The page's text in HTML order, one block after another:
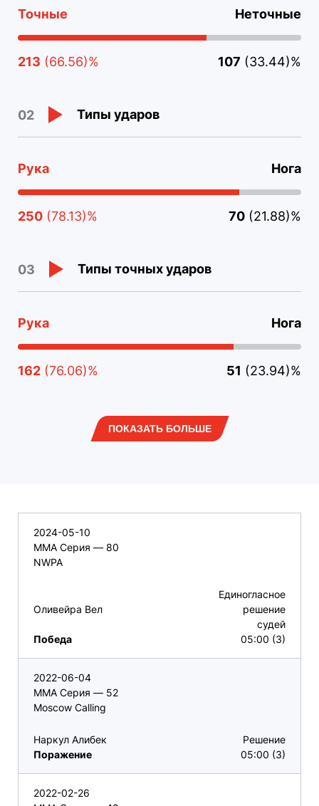
Точные Неточные
213 (66.56)% 107 (33.44)%
02 Типы ударов
Рука Нога
250 (78.13)% 70 (21.88)%
03 Типы точных ударов
Рука Нога
162 (76.06)% 51 (23.94)%
ПОКАЗАТЬ БОЛЬШЕ
2024-05-10
ММА Серия — 80
NWPA
Оливейра Вел
Победа
Единогласное
решение
судей
05:00 (3)
2022-06-04
ММА Серия — 52
Moscow Calling
Наркул Алибек
Поражение
Решение
05:00 (3)
2022-02-26